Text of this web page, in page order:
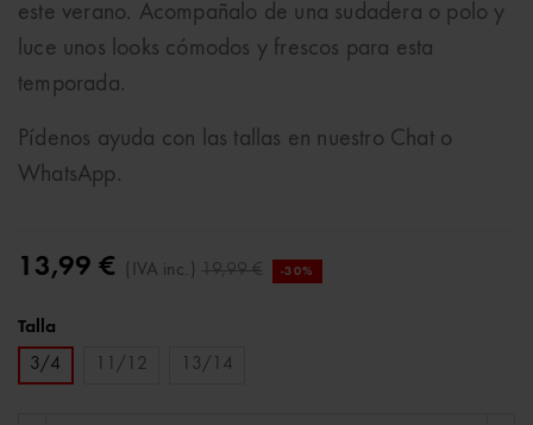
este verano. Acompañalo de una sudadera o polo y
luce unos looks cómodos y frescos para esta
temporada.
Pídenos ayuda con las tallas en nuestro Chat o
WhatsApp.
13,99 € (IVA inc.) 19,99 € -30%
Talla
3/4
11/12 13/14